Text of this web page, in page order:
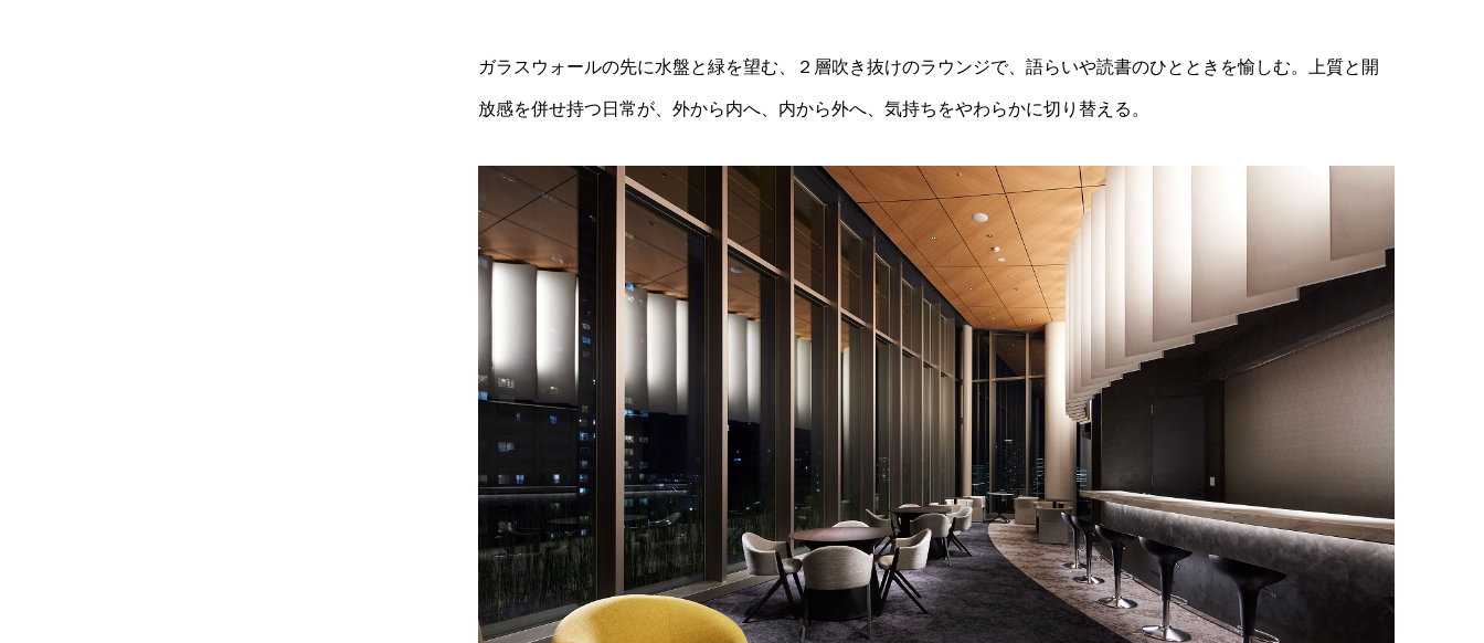
ガラスウォールの先に水盤と緑を望む、２層吹き抜けのラウンジで、語らいや読書のひとときを愉しむ。上質と開
放感を併せ持つ日常が、外から内へ、内から外へ、気持ちをやわらかに切り替える。